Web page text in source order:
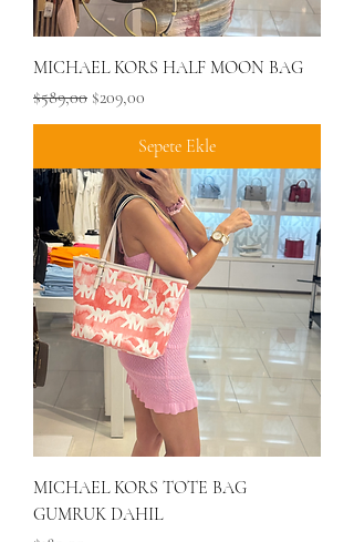
MICHAEL KORS HALF MOON BAG
Normal Fiyat
$589,00 İndirimli Fiyat
$209,00
Sepete Ekle
MICHAEL KORS TOTE BAG
GUMRUK DAHIL